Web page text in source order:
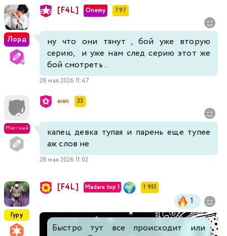
Лорд
[F4L] Onemy 797
ну что они тянут , бой уже вторую
серию, и уже нам след серию этот же
бой смотреть ..
28 мая 2026 11:47
Местный
aran 33
капец девка тупая и парень еще тупее
аж слов не
28 мая 2026 11:02
Гуру
[F4L] Madara top 1 1 951
1
Быстро тут все происходит или